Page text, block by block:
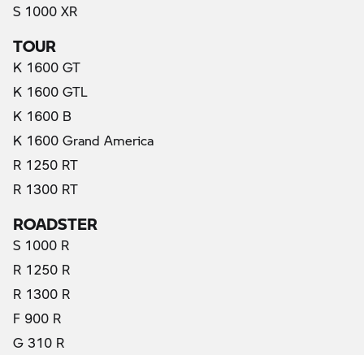
S 1000 XR
TOUR
K 1600 GT
K 1600 GTL
K 1600 B
K 1600 Grand America
R 1250 RT
R 1300 RT
ROADSTER
S 1000 R
R 1250 R
R 1300 R
F 900 R
G 310 R